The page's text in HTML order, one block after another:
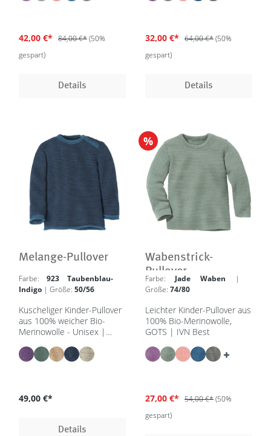
42,00 €* 84,00 €*(50%
gespart)
Details
32,00 €* 64,00 €*(50%
gespart)
Details
Melange-Pullover
Farbe: 923 Taubenblau-
Indigo
| Größe: 50/56
Kuscheliger Kinder-Pullover
aus 100% weicher Bio-
Merinowolle - Unisex |
Farben - GOTS, IVN Best
49,00 €*
Details
%
Wabenstrick-
Pullover
Farbe: Jade Waben
|
Größe: 74/80
Leichter Kinder-Pullover aus
100% Bio-Merinowolle,
GOTS | IVN Best
27,00 €* 54,00 €*(50%
gespart)